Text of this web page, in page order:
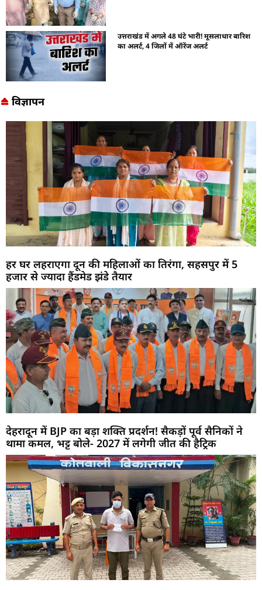
उत्तराखंड में अगले 48 घंटे भारी! मूसलाधार बारिश
का अलर्ट, 4 जिलों में ऑरेंज अलर्ट
विज्ञापन
हर घर लहराएगा दून की महिलाओं का तिरंगा, सहसपुर में 5
हजार से ज्यादा हैंडमेड झंडे तैयार
देहरादून में BJP का बड़ा शक्ति प्रदर्शन! सैकड़ों पूर्व सैनिकों ने
थामा कमल, भट्ट बोले- 2027 में लगेगी जीत की हैट्रिक